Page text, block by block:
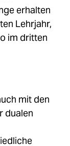
erhalten
Lehrjahr,
im dritten
mit den
dualen